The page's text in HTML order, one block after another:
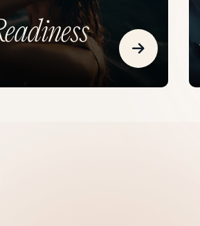
Oura <em>Difference</em>
Read